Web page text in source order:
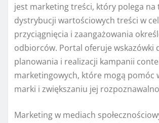
jest marketing treści, który polega na
dystrybucji wartościowych treści w
przyciągnięcia i zaangażowania
odbiorców. Portal oferuje wskazówki
planowania i realizacji kampanii
marketingowych, które mogą pomóc
marki i zwiększaniu jej
Marketing w mediach